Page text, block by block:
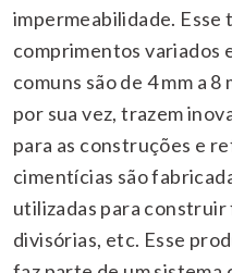
impermeabilidade. Esse
comprimentos variados
comuns são de 4 mm a 8
por sua vez, trazem
para as construções e
cimentícias são
utilizadas para construir
divisórias, etc. Esse